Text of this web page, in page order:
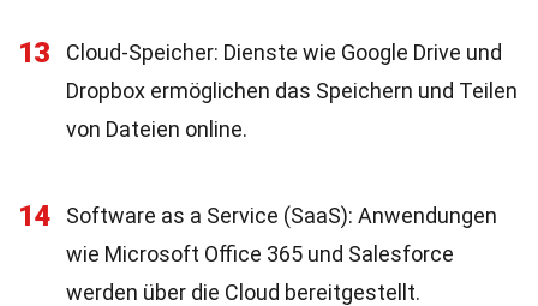
13
Cloud-Speicher: Dienste wie Google Drive und
Dropbox ermöglichen das Speichern und Teilen
von Dateien online.
14
Software as a Service (SaaS): Anwendungen
wie Microsoft Office 365 und Salesforce
werden über die Cloud bereitgestellt.